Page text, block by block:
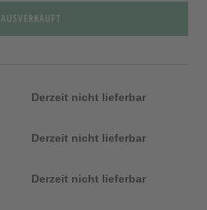
AUSVERKAUFT
Derzeit nicht lieferbar
Derzeit nicht lieferbar
Derzeit nicht lieferbar